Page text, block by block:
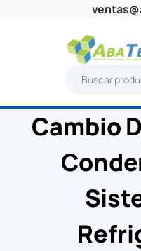
s
c
r
Cambio